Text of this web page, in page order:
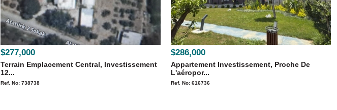
$277,000
Terrain Emplacement Central, Investissement
12...
Ref. No: 738738
$286,000
Appartement Investissement, Proche De
L'aéropor...
Ref. No: 616736